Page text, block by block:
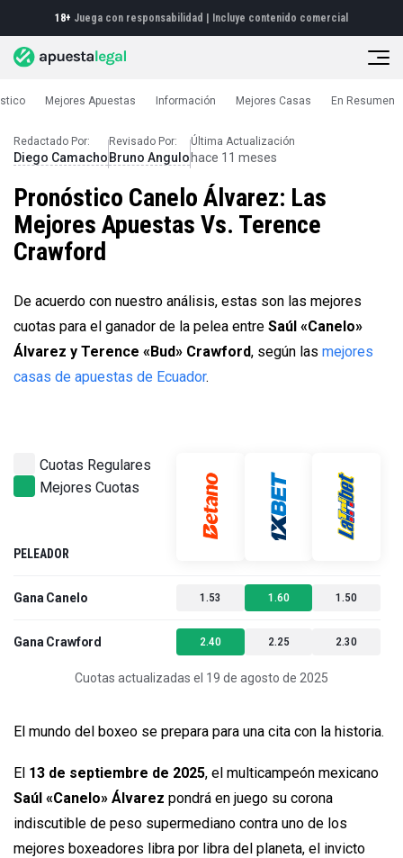
18+ Juega con responsabilidad | Incluye contenido comercial
Mejores Apuestas Información Mejores Casas En Resumen
Pronósticos deportivos Pronóstico Canelo Álvarez
Redactado Por:
Diego Camacho
Revisado Por:
Bruno Angulo
Última Actualización
hace 11 meses
Pronóstico Canelo Álvarez: Las
Mejores Apuestas Vs. Terence
Crawford
De acuerdo con nuestro análisis, estas son las mejores
cuotas para el ganador de la pelea entre Saúl «Canelo»
Álvarez y Terence «Bud» Crawford, según las mejores
casas de apuestas de Ecuador.
Cuotas Regulares
Mejores Cuotas
PELEADOR
Gana Canelo 1.53 1.60 1.50
Gana Crawford 2.40 2.25 2.30
Cuotas actualizadas el 19 de agosto de 2025
El mundo del boxeo se prepara para una cita con la historia.
El 13 de septiembre de 2025, el multicampeón mexicano
Saúl «Canelo» Álvarez pondrá en juego su corona
indiscutible de peso supermediano contra uno de los
mejores boxeadores libra por libra del planeta, el invicto